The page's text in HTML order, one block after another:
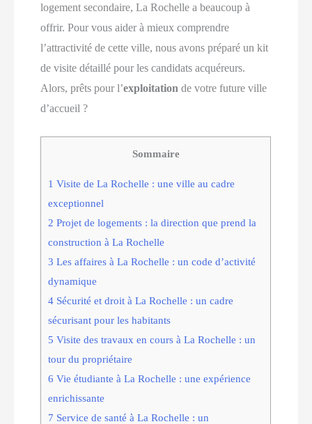
logement secondaire, La Rochelle a beaucoup à
offrir. Pour vous aider à mieux comprendre
l’attractivité de cette ville, nous avons préparé un kit
de visite détaillé pour les candidats acquéreurs.
Alors, prêts pour l’exploitation de votre future ville
d’accueil ?
Sommaire
1 Visite de La Rochelle : une ville au cadre
exceptionnel
2 Projet de logements : la direction que prend la
construction à La Rochelle
3 Les affaires à La Rochelle : un code d’activité
dynamique
4 Sécurité et droit à La Rochelle : un cadre
sécurisant pour les habitants
5 Visite des travaux en cours à La Rochelle : un
tour du propriétaire
6 Vie étudiante à La Rochelle : une expérience
enrichissante
7 Service de santé à La Rochelle : un